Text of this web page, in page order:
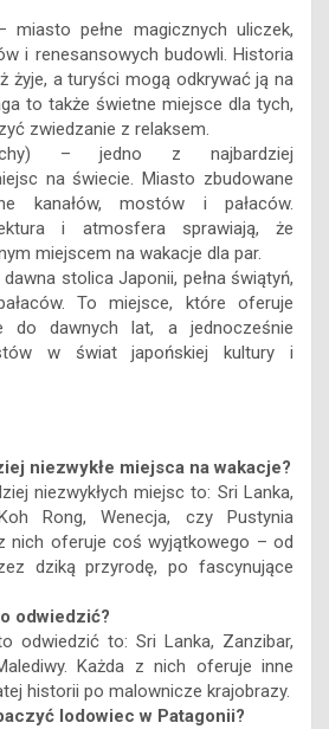
miasto pełne magicznych uliczek,
i renesansowych budowli. Historia
żyje, a turyści mogą odkrywać ją na
to także świetne miejsce dla tych,
zwiedzanie z relaksem.
– jedno z najbardziej
na świecie. Miasto zbudowane
kanałów, mostów i pałaców.
i atmosfera sprawiają, że
miejscem na wakacje dla par.
stolica Japonii, pełna świątyń,
To miejsce, które oferuje
do dawnych lat, a jednocześnie
w świat japońskiej kultury i
niezwykłe miejsca na wakacje?
niezwykłych miejsc to: Sri Lanka,
Rong, Wenecja, czy Pustynia
nich oferuje coś wyjątkowego – od
dziką przyrodę, po fascynujące
odwiedzić?
odwiedzić to: Sri Lanka, Zanzibar,
Każda z nich oferuje inne
historii po malownicze krajobrazy.
lodowiec w Patagonii?